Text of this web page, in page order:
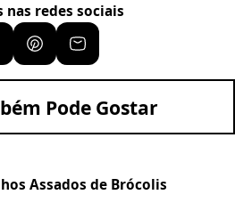
nas redes sociais
Pode Gostar
Assados de Brócolis